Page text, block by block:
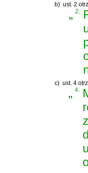
b) ust. 2
„2.
c) ust. 4
„4.